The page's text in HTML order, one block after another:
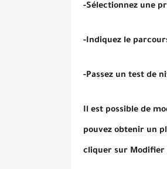
-Sélectionnez une
-Indiquez le
-Passez un test de
Il est possible de
pouvez obtenir un
cliquer sur Modifier